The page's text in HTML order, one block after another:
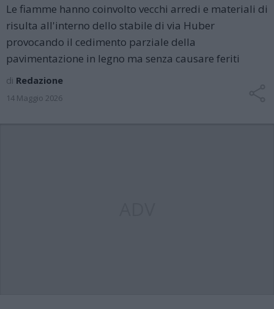
Le fiamme hanno coinvolto vecchi arredi e materiali di
risulta all'interno dello stabile di via Huber
provocando il cedimento parziale della
pavimentazione in legno ma senza causare feriti
di Redazione
14 Maggio 2026